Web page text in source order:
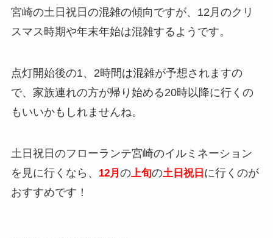
宮崎の土日祝日の混雑の傾向ですが、12月のクリ
スマス時期や年末年始は混雑するようです。
点灯開始後の1、2時間は混雑が予想されますの
で、家族連れの方が帰り始める20時以降に行くの
もいいかもしれませんね。
土日祝日のフローランテ宮崎のイルミネーション
を見に行くなら、 12月 の上旬の土日祝日 に行くのが
おすすめです！